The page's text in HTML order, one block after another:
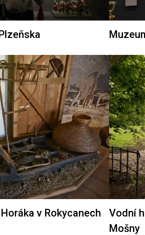
v Rokycanech
Vodní
Mošny